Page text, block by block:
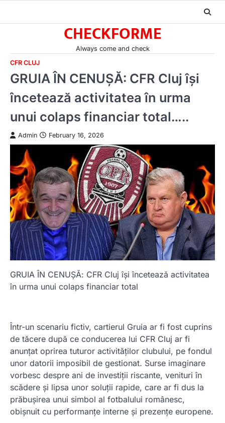
CHECKFORME
Always come and check
CFR CLUJ
GRUIA ÎN CENUȘĂ: CFR Cluj își
încetează activitatea în urma
unui colaps financiar total…..
Admin February 16, 2026
GRUIA ÎN CENUȘĂ: CFR Cluj își încetează activitatea
în urma unui colaps financiar total
Într-un scenariu fictiv, cartierul Gruia ar fi fost cuprins
de tăcere după ce conducerea lui CFR Cluj ar fi
anunțat oprirea tuturor activităților clubului, pe fondul
unor datorii imposibil de gestionat. Surse imaginare
vorbesc despre ani de investiții riscante, venituri în
scădere și lipsa unor soluții rapide, care ar fi dus la
prăbușirea unui simbol al fotbalului românesc,
obișnuit cu performanțe interne și prezențe europene.